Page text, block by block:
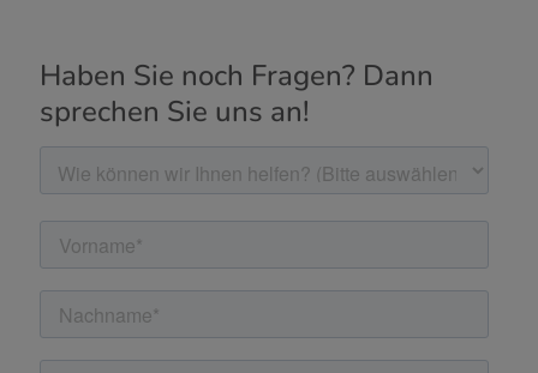
Haben Sie noch Fragen? Dann
sprechen Sie uns an!